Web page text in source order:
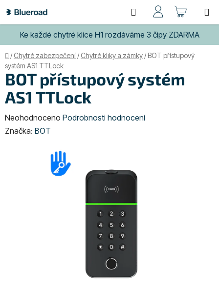
na
obsah
Ke každé chytré klice H1 rozdáváme 3 čipy ZDARMA
Hledat
KOŠÍK
Domů
/ Chytré zabezpečení / Chytré kliky a zámky /BOT přístupový
systém AS1 TTLock
BOT přístupový systém
AS1 TTLock
Průměrné
hodnocení
Neohodnoceno Podrobnosti hodnocení
Značka: BOT